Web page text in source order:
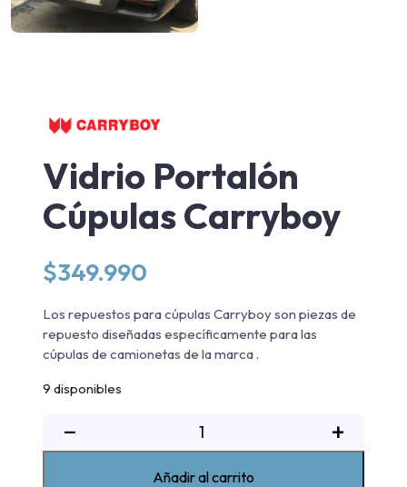
Vidrio Portalón
Cúpulas Carryboy
$349.990
Los repuestos para cúpulas Carryboy son piezas de
repuesto diseñadas específicamente para las
cúpulas de camionetas de la marca .
9 disponibles
− +
Añadir al carrito